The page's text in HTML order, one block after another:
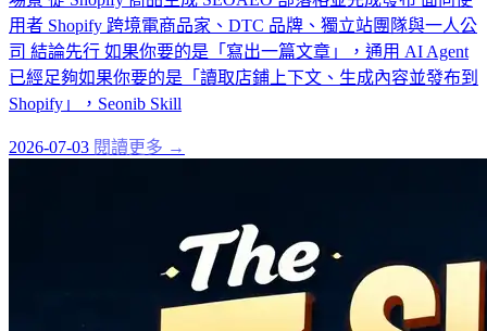
用者 Shopify 跨境電商品家、DTC 品牌、獨立站團隊與一人公
司 結論先行 如果你要的是「寫出一篇文章」，通用 AI Agent
已經足夠如果你要的是「讀取店鋪上下文、生成內容並發布到
Shopify」，Seonib Skill
2026-07-03 閱讀更多 →